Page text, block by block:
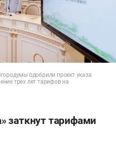
одобрили проект указа
трех лет тарифов на
заткнут тарифами